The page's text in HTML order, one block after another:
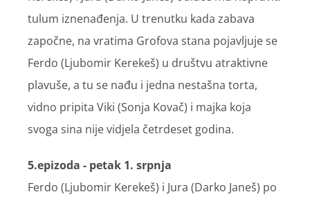
tulum iznenađenja. U trenutku kada zabava
započne, na vratima Grofova stana pojavljuje se
Ferdo (Ljubomir Kerekeš) u društvu atraktivne
plavuše, a tu se nađu i jedna nestašna torta,
vidno pripita Viki (Sonja Kovač) i majka koja
svoga sina nije vidjela četrdeset godina.
5.epizoda - petak 1. srpnja
Ferdo (Ljubomir Kerekeš) i Jura (Darko Janeš) po